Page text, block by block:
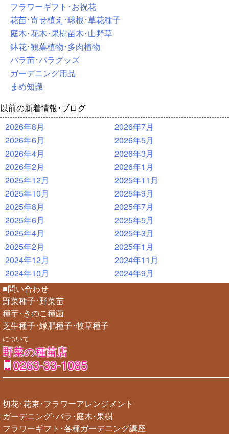
フラワーギフト･お祝花
花苗･寄せ植え･球根･草花種子
庭木･花木･果樹苗木･山野草
鉢花･観葉植物･多肉植物
バラ苗･バラグッズ
ガーデニング用品
まめ知識
以前の新着情報･ブログ
2026年8月
2026年7月
2026年6月
2026年5月
2026年4月
2026年3月
2026年2月
2026年1月
2025年12月
2025年11月
2025年10月
2025年9月
2025年8月
2025年7月
2025年6月
2025年5月
2025年4月
2025年3月
2025年2月
2025年1月
2024年12月
2024年11月
2024年10月
2024年9月
■問い合わせ
野菜種子･野菜苗
種芋･きのこ種菌
芝生種子･緑肥種子･牧草種子
について
野菜の種苗店
0263-33-1085
切花･花束･フラワーアレンジメント
ガーデニング･バラ･庭木･果樹
フラワーギフト･各種ガーデニング講座